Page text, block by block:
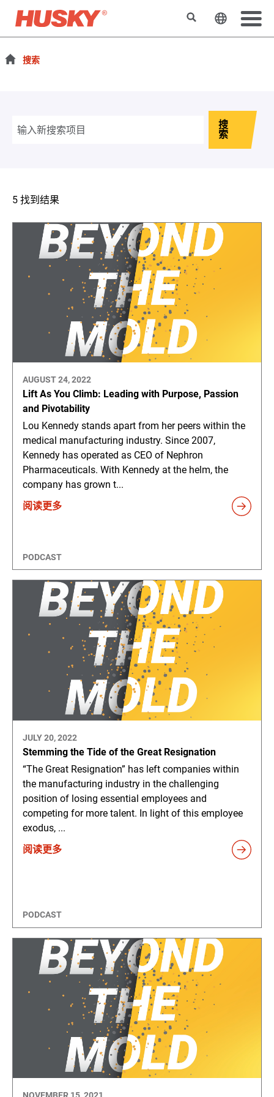
搜索 更改网站
搜索
搜
索
5 找到结果
AUGUST 24, 2022
Lift As You Climb: Leading with Purpose, Passion
and Pivotability
Lou Kennedy stands apart from her peers within the
medical manufacturing industry. Since 2007,
Kennedy has operated as CEO of Nephron
Pharmaceuticals. With Kennedy at the helm, the
company has grown t...
阅读更多
PODCAST
JULY 20, 2022
Stemming the Tide of the Great Resignation
“The Great Resignation” has left companies within
the manufacturing industry in the challenging
position of losing essential employees and
competing for more talent. In light of this employee
exodus, ...
阅读更多
PODCAST